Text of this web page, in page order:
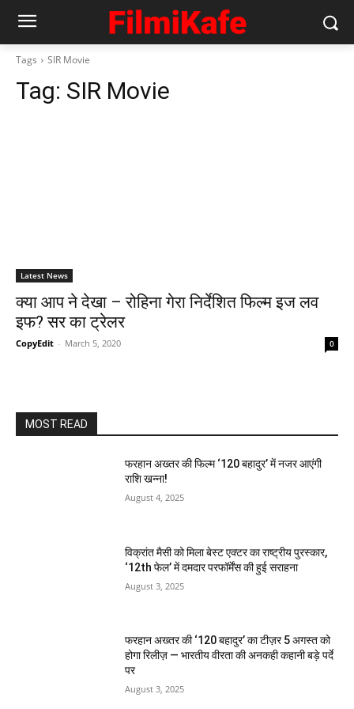
Tags SIR Movie
Tag: SIR Movie
Latest News
क्‍या आप ने देखा – रोहिना गेरा निर्देशित फिल्‍म इज लव
इफ? सर का ट्रेलर
CopyEdit - March 5, 2020 0
MOST READ
फरहान अख्तर की फिल्म ‘120 बहादुर’ में नजर आएंगी
राशि खन्ना!
August 4, 2025
विक्रांत मैसी को मिला बेस्ट एक्टर का राष्ट्रीय पुरस्कार,
‘12th फेल’ में दमदार परफॉर्मेंस की हुई सराहना
August 3, 2025
फरहान अख्तर की ‘120 बहादुर’ का टीज़र 5 अगस्त को
होगा रिलीज़ — भारतीय वीरता की अनकही कहानी बड़े पर्दे
पर
August 3, 2025